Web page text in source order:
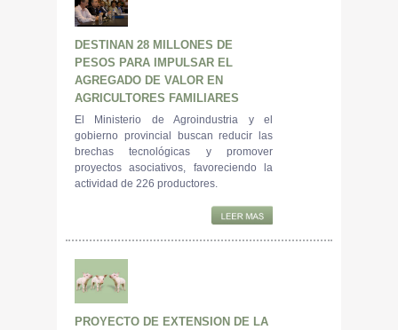
DESTINAN 28 MILLONES DE
PESOS PARA IMPULSAR EL
AGREGADO DE VALOR EN
AGRICULTORES FAMILIARES
El Ministerio de Agroindustria y el
gobierno provincial buscan reducir las
brechas tecnológicas y promover
proyectos asociativos, favoreciendo la
actividad de 226 productores.
PROYECTO DE EXTENSION DE LA